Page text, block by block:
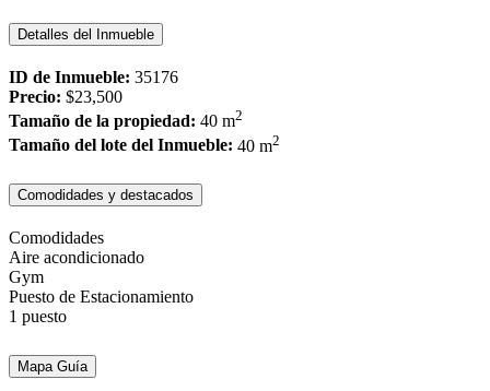
Detalles del Inmueble
ID de Inmueble: 35176
Precio: $23,500
Tamaño de la propiedad: 40 m2
Tamaño del lote del Inmueble: 40 m2
Comodidades y destacados
Comodidades
Aire acondicionado
Gym
Puesto de Estacionamiento
1 puesto
Mapa Guía